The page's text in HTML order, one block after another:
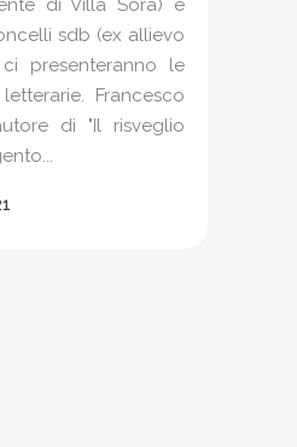
di Villa Sora) e
sdb (ex allievo
presenteranno le
Francesco
di "Il risveglio